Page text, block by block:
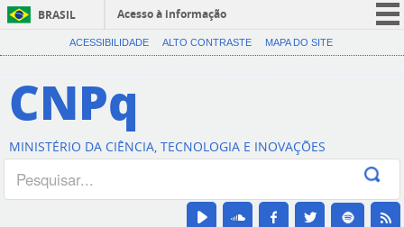
BRASIL
Acesso à informação
CORONAVÍRUS (COVID-19)
Canais
ACESSIBILIDADE ALTO CONTRASTE MAPA DO SITE
CNPq
MINISTÉRIO DA CIÊNCIA, TECNOLOGIA E INOVAÇÕES